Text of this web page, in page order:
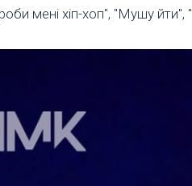
мені хіп-хоп", "Мушу йти",